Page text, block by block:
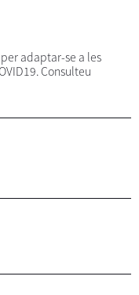
adaptar-se a les
Consulteu